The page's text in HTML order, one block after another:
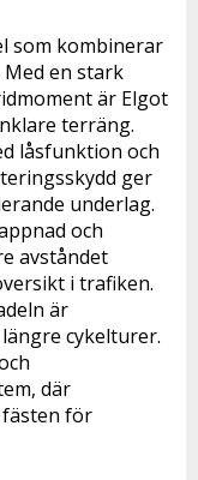
som kombinerar
en stark
är Elgot
terräng.
låsfunktion och
ger
underlag.
och
avståndet
i trafiken.
är
cykelturer.
där
för